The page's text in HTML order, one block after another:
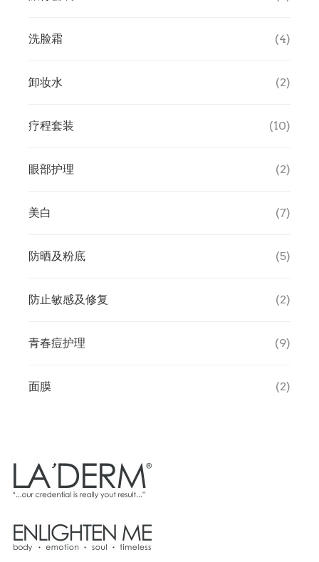
洗脸霜 (4)
卸妆水 (2)
疗程套装 (10)
眼部护理 (2)
美白 (7)
防晒及粉底 (5)
防止敏感及修复 (2)
青春痘护理 (9)
面膜 (2)